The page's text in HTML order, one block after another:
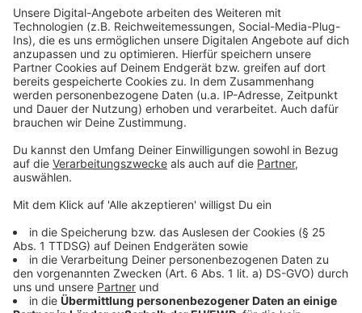
Anzeige
Details zur Verantaltung
Anzeige
Veranstaltung: Rheinkirmes Düsseldorf 2025
1. AO-Drohnenshow zur Eröffnung am 12. Juli
2. AO-Drohnenshow in Kombination mit dem
Feuerwerk am 18. Juli 2025
Flugzeiten: jeweils ab 22:15 Uhr
Ort: Rheinwiesen, Kaiser-Wilhelm-Ring 49, 40545
Düsseldorf
Beste Sichtbarkeit: Auf der Rheinkirmes, auf dem